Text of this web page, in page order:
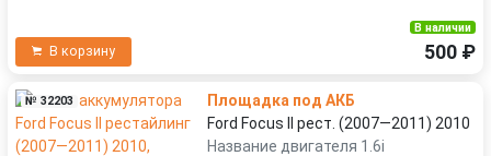
В корзину
В наличии
500 ₽
№ 32203
Площадка под АКБ
Ford Focus II рест. (2007—2011) 2010
Название двигателя 1.6i